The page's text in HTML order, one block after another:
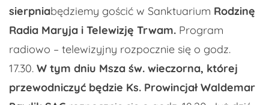
sierpniabędziemy gościć w Sanktuarium Rodzinę
Radia Maryja i Telewizję Trwam. Program
radiowo – telewizyjny rozpocznie się o godz.
17.30. W tym dniu Msza św. wieczorna, której
przewodniczyć będzie Ks. Prowincjał Waldemar